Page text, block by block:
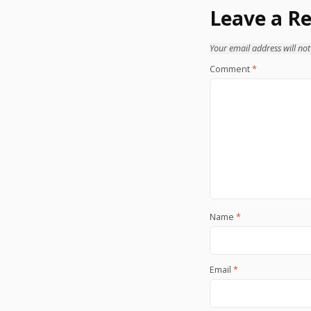
Leave a
Your email address will
Comment*
Name *
Email *